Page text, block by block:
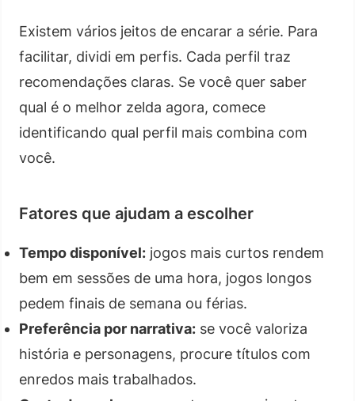
Existem vários jeitos de encarar a série. Para
facilitar, dividi em perfis. Cada perfil traz
recomendações claras. Se você quer saber
qual é o melhor zelda agora, comece
identificando qual perfil mais combina com
você.
Fatores que ajudam a escolher
Tempo disponível: jogos mais curtos rendem
bem em sessões de uma hora, jogos longos
pedem finais de semana ou férias.
Preferência por narrativa: se você valoriza
história e personagens, procure títulos com
enredos mais trabalhados.